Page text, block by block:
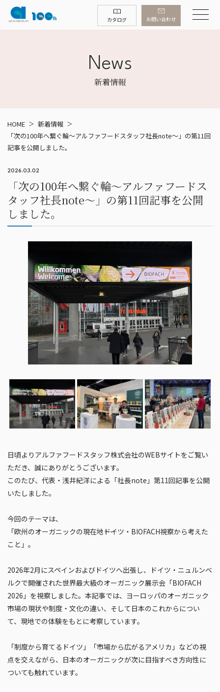
カタログ お問い合わせ
News
新着情報
HOME
新着情報
「次の100年へ繋ぐ輪～アルファフードスタッフ社長note～」の第11回
記事を公開しました。
2026.03.02
「次の100年へ繋ぐ輪～アルファフードス
タッフ社長note～」の第11回記事を公開
しました。
日頃よりアルファフードスタッフ株式会社のWEBサイトをご覧い
ただき、誠にありがとうございます。
このたび、代表・浅井紀洋による「社長note」第11回記事を公開
いたしました。
今回のテーマは、
「欧州のオーガニックの現在地――ドイツ・BIOFACH視察から考えた
こと」。
2026年2月にスペインおよびドイツへ出張し、ドイツ・ニュルンベ
ルクで開催された世界最大級のオーガニック展示会「BIOFACH
2026」を視察しました。本記事では、ヨーロッパのオーガニック
市場の現状や制度・文化の違い、そして日本のこれからについ
て、現地での体験をもとに考察しています。
「制度から育てるドイツ」「市場から広がるアメリカ」などの視
点を交えながら、日本のオーガニックが次に目指すべき方向性に
ついても触れています。